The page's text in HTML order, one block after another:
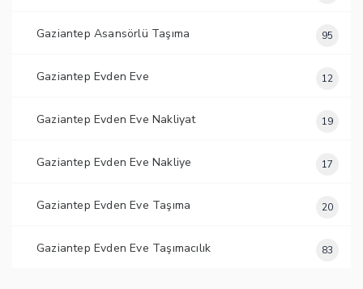
Gaziantep Asansörlü Taşıma 95
Gaziantep Evden Eve 12
Gaziantep Evden Eve Nakliyat 19
Gaziantep Evden Eve Nakliye 17
Gaziantep Evden Eve Taşıma 20
Gaziantep Evden Eve Taşımacılık 83